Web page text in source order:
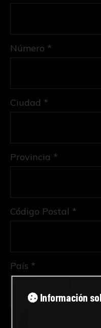
Número *
Ciudad *
Provincia *
Código Postal *
País *
Información